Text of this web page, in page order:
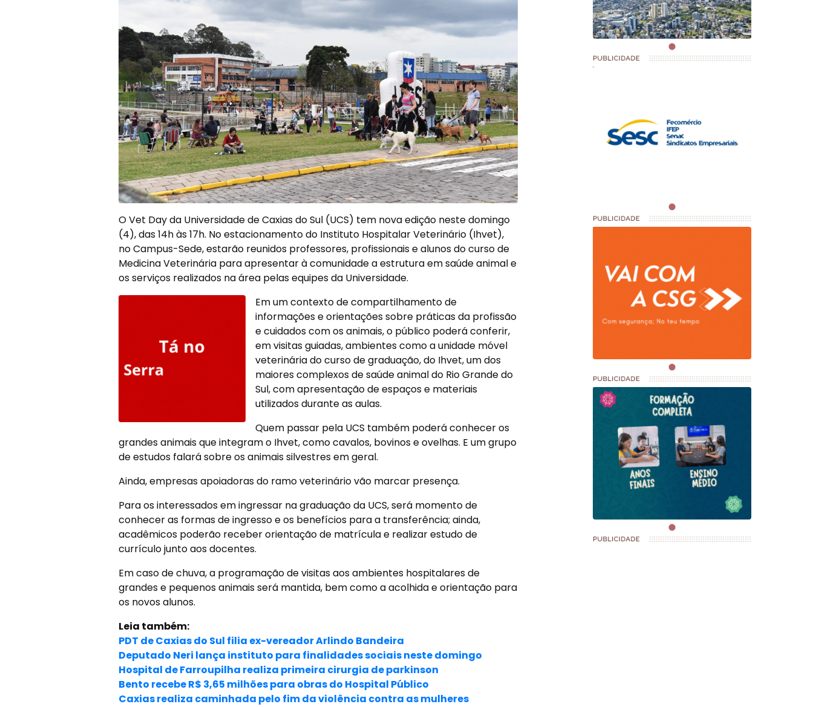
O Vet Day da Universidade de Caxias do Sul (UCS) tem nova edição neste domingo
(4), das 14h às 17h. No estacionamento do Instituto Hospitalar Veterinário (Ihvet),
no Campus-Sede, estarão reunidos professores, profissionais e alunos do curso de
Medicina Veterinária para apresentar à comunidade a estrutura em saúde animal e
os serviços realizados na área pelas equipes da Universidade.
Em um contexto de compartilhamento de
informações e orientações sobre práticas da profissão
e cuidados com os animais, o público poderá conferir,
em visitas guiadas, ambientes como a unidade móvel
veterinária do curso de graduação, do Ihvet, um dos
maiores complexos de saúde animal do Rio Grande do
Sul, com apresentação de espaços e materiais
utilizados durante as aulas.
Quem passar pela UCS também poderá conhecer os
grandes animais que integram o Ihvet, como cavalos, bovinos e ovelhas. E um grupo
de estudos falará sobre os animais silvestres em geral.
Ainda, empresas apoiadoras do ramo veterinário vão marcar presença.
Para os interessados em ingressar na graduação da UCS, será momento de
conhecer as formas de ingresso e os benefícios para a transferência; ainda,
acadêmicos poderão receber orientação de matrícula e realizar estudo de
currículo junto aos docentes.
Em caso de chuva, a programação de visitas aos ambientes hospitalares de
grandes e pequenos animais será mantida, bem como a acolhida e orientação para
os novos alunos.
Leia também:
PDT de Caxias do Sul filia ex-vereador Arlindo Bandeira
Deputado Neri lança instituto para finalidades sociais neste domingo
Hospital de Farroupilha realiza primeira cirurgia de parkinson
Bento recebe R$ 3,65 milhões para obras do Hospital Público
Caxias realiza caminhada pelo fim da violência contra as mulheres